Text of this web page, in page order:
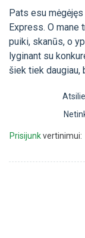
Pats esu
Express. O mane
puiki, skanūs, o
lyginant su
šiek tiek daugiau,
Prisijunkvertinimui: